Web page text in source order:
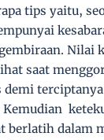
tips yaitu,
Nilai
saat
demi
berlatih dalam